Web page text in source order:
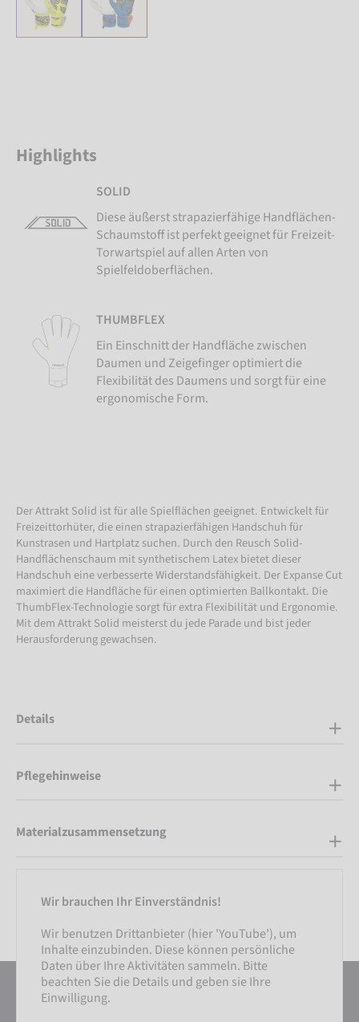
Highlights
SOLID
Diese äußerst strapazierfähige Handflächen-
Schaumstoff ist perfekt geeignet für Freizeit-
Torwartspiel auf allen Arten von
Spielfeldoberflächen.
THUMBFLEX
Ein Einschnitt der Handfläche zwischen
Daumen und Zeigefinger optimiert die
Flexibilität des Daumens und sorgt für eine
ergonomische Form.
Der Attrakt Solid ist für alle Spielflächen geeignet. Entwickelt für
Freizeittorhüter, die einen strapazierfähigen Handschuh für
Kunstrasen und Hartplatz suchen. Durch den Reusch Solid-
Handflächenschaum mit synthetischem Latex bietet dieser
Handschuh eine verbesserte Widerstandsfähigkeit. Der Expanse Cut
maximiert die Handfläche für einen optimierten Ballkontakt. Die
ThumbFlex-Technologie sorgt für extra Flexibilität und Ergonomie.
Mit dem Attrakt Solid meisterst du jede Parade und bist jeder
Herausforderung gewachsen.
Details
Pflegehinweise
Materialzusammensetzung
Wir brauchen Ihr Einverständnis!
Wir benutzen Drittanbieter (hier 'YouTube'), um
Inhalte einzubinden. Diese können persönliche
Daten über Ihre Aktivitäten sammeln. Bitte
beachten Sie die Details und geben sie Ihre
Einwilligung.